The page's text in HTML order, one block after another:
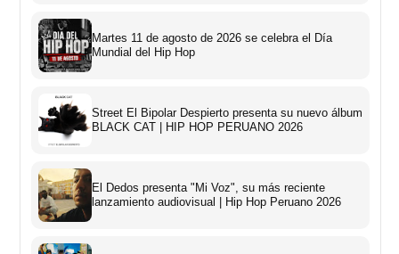
Martes 11 de agosto de 2026 se celebra el Día
Mundial del Hip Hop
Street El Bipolar Despierto presenta su nuevo álbum
BLACK CAT | HIP HOP PERUANO 2026
El Dedos presenta "Mi Voz", su más reciente
lanzamiento audiovisual | Hip Hop Peruano 2026